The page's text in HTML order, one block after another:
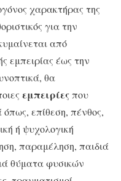
χαρακτήρας της
για την
από
εμπειρίας έως την
θα
εμπειρίεςπου
επίθεση, πένθος,
ή ψυχολογική
παραμέληση, παιδιά
θύματα φυσικών